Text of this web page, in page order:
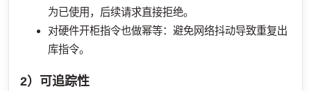
为已使用，后续请求直接拒绝。
对硬件开柜指令也做幂等：避免网络抖动导致重复出
库指令。
2）可追踪性